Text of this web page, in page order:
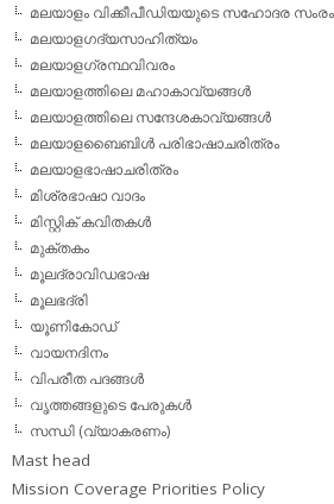
മലയാളം വിക്കീപീഡിയയുടെ സഹോദര
മലയാളഗദ്യസാഹിത്യം
മലയാളഗ്രന്ഥവിവരം
മലയാളത്തിലെ മഹാകാവ്യങ്ങള്‍
മലയാളത്തിലെ സന്ദേശകാവ്യങ്ങള്‍
മലയാളബൈബിള്‍ പരിഭാഷാചരിത്രം
മലയാളഭാഷാചരിത്രം
മിശ്രഭാഷാ വാദം
മിസ്റ്റിക് കവിതകള്‍
മുക്തകം
മൂലദ്രാവിഡഭാഷ
മൂലഭദ്രി
യൂണികോഡ്
വായനദിനം
വിപരീത പദങ്ങള്‍
വൃത്തങ്ങളുടെ പേരുകള്‍
സന്ധി (വ്യാകരണം)
Mast head
Mission Coverage Priorities Policy